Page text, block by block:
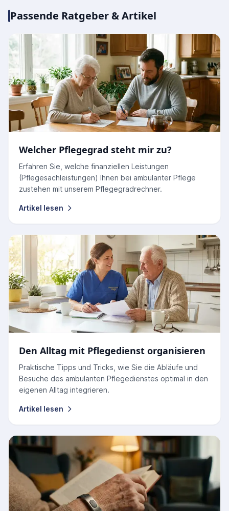
Passende Ratgeber & Artikel
Welcher Pflegegrad steht mir zu?
Erfahren Sie, welche finanziellen Leistungen
(Pflegesachleistungen) Ihnen bei ambulanter Pflege
zustehen mit unserem Pflegegradrechner.
Artikel lesen
Den Alltag mit Pflegedienst organisieren
Praktische Tipps und Tricks, wie Sie die Abläufe und
Besuche des ambulanten Pflegedienstes optimal in den
eigenen Alltag integrieren.
Artikel lesen